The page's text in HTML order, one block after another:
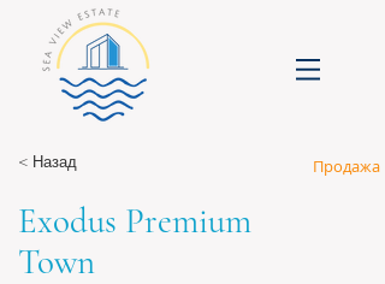
< Назад Продажа
Exodus Premium
Town